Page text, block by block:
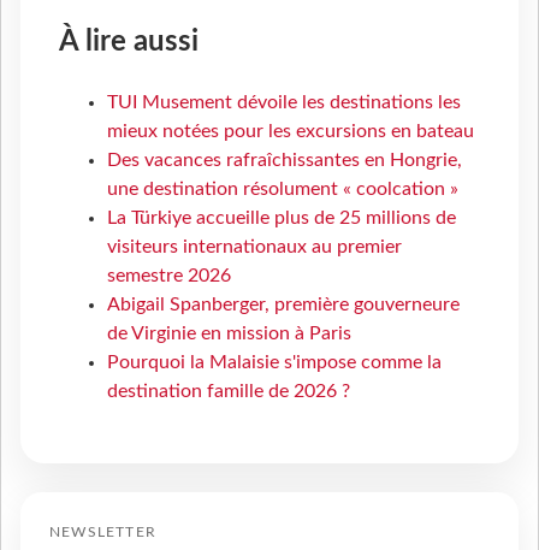
À lire aussi
TUI Musement dévoile les destinations les
mieux notées pour les excursions en bateau
Des vacances rafraîchissantes en Hongrie,
une destination résolument « coolcation »
La Türkiye accueille plus de 25 millions de
visiteurs internationaux au premier
semestre 2026
Abigail Spanberger, première gouverneure
de Virginie en mission à Paris
Pourquoi la Malaisie s'impose comme la
destination famille de 2026 ?
NEWSLETTER